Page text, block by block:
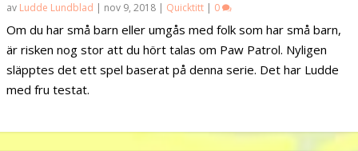
av Ludde Lundblad | nov 9, 2018 | Quicktitt | 0
Om du har små barn eller umgås med folk som har små barn,
är risken nog stor att du hört talas om Paw Patrol. Nyligen
släpptes det ett spel baserat på denna serie. Det har Ludde
med fru testat.